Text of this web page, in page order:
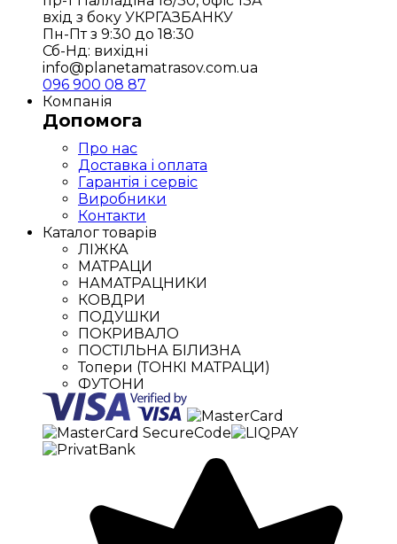
вхід з боку УКРГАЗБАНКУ
Пн-Пт з 9:30 до 18:30
Сб-Нд: вихідні
info@planetamatrasov.com.ua
096 900 08 87
Компанія
Допомога
Про нас
Доставка і оплата
Гарантія і сервіс
Виробники
Контакти
Каталог товарів
ЛІЖКА
МАТРАЦИ
НАМАТРАЦНИКИ
КОВДРИ
ПОДУШКИ
ПОКРИВАЛО
ПОСТІЛЬНА БІЛИЗНА
Топери (ТОНКІ МАТРАЦИ)
ФУТОНИ